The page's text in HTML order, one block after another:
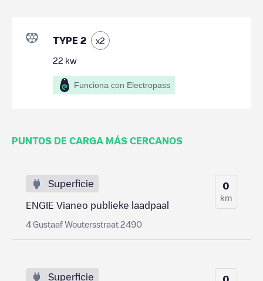
TYPE 2 x2
22 kw
Funciona con Electropass
PUNTOS DE CARGA MÁS CERCANOS
Superficie
ENGIE Vianeo publieke laadpaal
4 Gustaaf Woutersstraat 2490
0
km
Superficie